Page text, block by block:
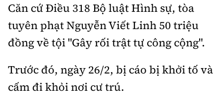
Căn cứ Điều 318 Bộ luật Hình sự, tòa
tuyên phạt Nguyễn Viết Linh 50 triệu
đồng về tội "Gây rối trật tự công cộng".
Trước đó, ngày 26/2, bị cáo bị khởi tố và
cấm đi khỏi nơi cư trú.